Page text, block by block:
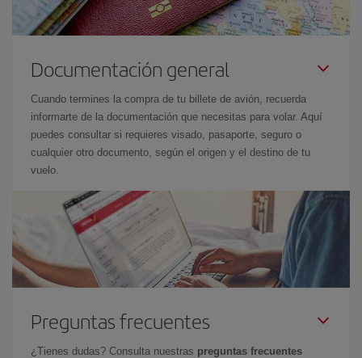
Documentación general
Cuando termines la compra de tu billete de avión, recuerda
informarte de la documentación que necesitas para volar. Aquí
puedes consultar si requieres visado, pasaporte, seguro o
cualquier otro documento, según el origen y el destino de tu
vuelo.
Preguntas frecuentes
¿Tienes dudas? Consulta nuestras preguntas frecuentes